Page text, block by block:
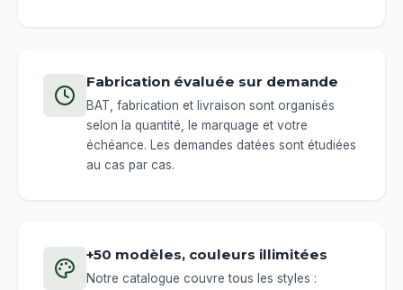
Fabrication évaluée sur demande
BAT, fabrication et livraison sont organisés
selon la quantité, le marquage et votre
échéance. Les demandes datées sont étudiées
au cas par cas.
+50 modèles, couleurs illimitées
Notre catalogue couvre tous les styles :